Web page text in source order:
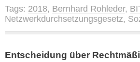
Tags: 2018, Bernhard Rohleder,
Netzwerkdurchsetzungsgesetz,
Entscheidung über